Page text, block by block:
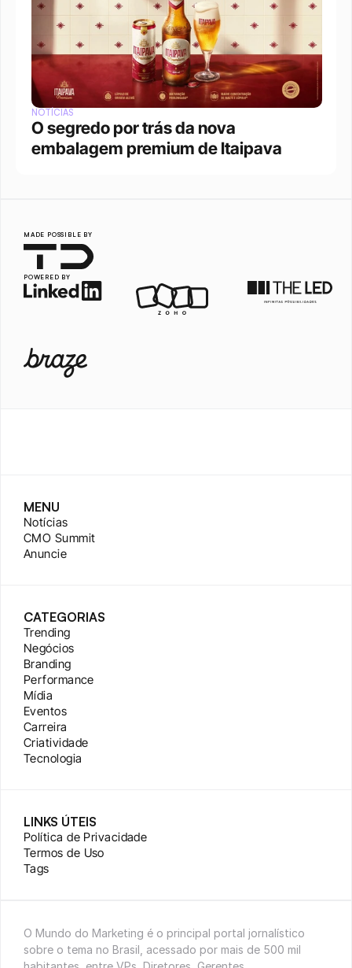
NOTÍCIAS
O segredo por trás da nova
embalagem premium de Itaipava
MADE POSSIBLE BY
POWERED BY
MENU
Notícias
CMO Summit
Anuncie
CATEGORIAS
Trending
Negócios
Branding
Performance
Mídia
Eventos
Carreira
Criatividade
Tecnologia
LINKS ÚTEIS
Política de Privacidade
Termos de Uso
Tags
O Mundo do Marketing é o principal portal jornalístico
sobre o tema no Brasil, acessado por mais de 500 mil